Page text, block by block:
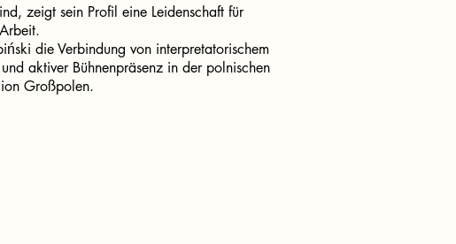
zeigt sein Profil eine Leidenschaft für
die Verbindung von interpretatorischem
aktiver Bühnenpräsenz in der polnischen
Großpolen.